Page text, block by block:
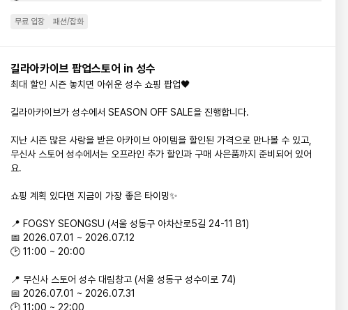
무료 입장 패션/잡화
길라아카이브 팝업스토어 in 성수
최대 할인 시즌 놓치면 아쉬운 성수 쇼핑 팝업🖤
길라아카이브가 성수에서 SEASON OFF SALE을 진행합니다.
지난 시즌 많은 사랑을 받은 아카이브 아이템을 할인된 가격으로 만나볼 수 있고,
무신사 스토어 성수에서는 오프라인 추가 할인과 구매 사은품까지 준비되어 있어
요.
쇼핑 계획 있다면 지금이 가장 좋은 타이밍✨
📍 FOGSY SEONGSU (서울 성동구 아차산로5길 24-11 B1)
📅 2026.07.01 ~ 2026.07.12
🕑 11:00 ~ 20:00
📍 무신사 스토어 성수 대림창고 (서울 성동구 성수이로 74)
📅 2026.07.01 ~ 2026.07.31
🕑 11:00 ~ 22:00